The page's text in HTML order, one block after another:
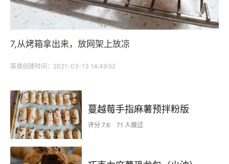
7,从烤箱拿出来，放网架上放凉
菜谱创建时间：2021-03-13 14:49:52
蔓越莓手指麻薯预拌粉版
评分 7.6 71 人做过